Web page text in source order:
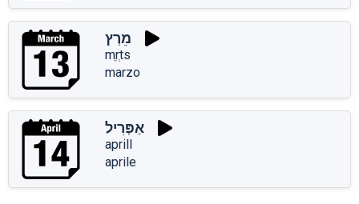
מֵרְץ
mֵrְts
marzo
אַפְּרִיל
aprill
aprile